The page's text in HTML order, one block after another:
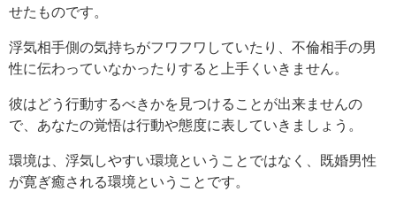
せたものです。
浮気相手側の気持ちがフワフワしていたり、不倫相手の男
性に伝わっていなかったりすると上手くいきません。
彼はどう行動するべきかを見つけることが出来ませんの
で、あなたの覚悟は行動や態度に表していきましょう。
環境は、浮気しやすい環境ということではなく、既婚男性
が寛ぎ癒される環境ということです。